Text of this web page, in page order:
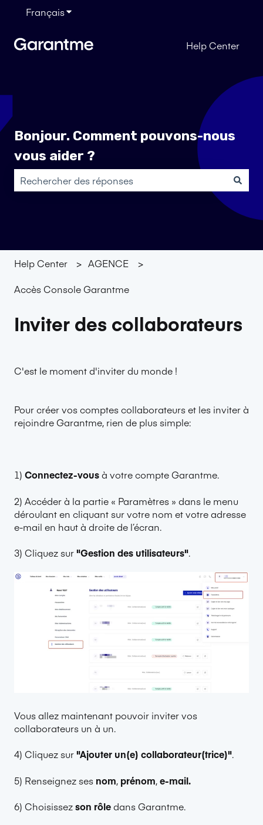
FrançaisAfficher le sous-menu pour les traductions
Help Center
Bonjour. Comment pouvons-nous
vous aider ?
Il n'y a aucune suggestion car le champ de recherche
Help Center AGENCE
Accès Console Garantme
Inviter des collaborateurs
C'est le moment d'inviter du monde !
Pour créer vos comptes collaborateurs et les inviter à
rejoindre Garantme, rien de plus simple:
1) Connectez-vousà votre compte Garantme.
2) Accéder à la partie « Paramètres » dans le menu
déroulant en cliquant sur votre nom et votre adresse
e-mail en haut à droite de l’écran.
3) Cliquez sur"Gestion des utilisateurs".
Vous allez maintenant pouvoir inviter vos
collaborateurs un à un.
4) Cliquez sur"Ajouter un(e) collaborateur(trice)".
5) Renseignez ses nom, prénom,e-mail.
6) Choisissezson rôledans Garantme.